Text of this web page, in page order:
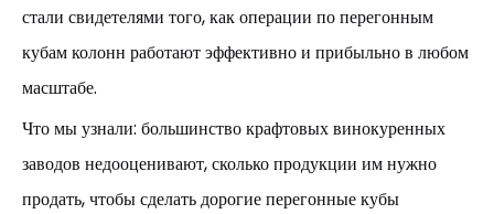
стали свидетелями того, как операции по перегонным
кубам колонн работают эффективно и прибыльно в любом
масштабе.
Что мы узнали: большинство крафтовых винокуренных
заводов недооценивают, сколько продукции им нужно
продать, чтобы сделать дорогие перегонные кубы